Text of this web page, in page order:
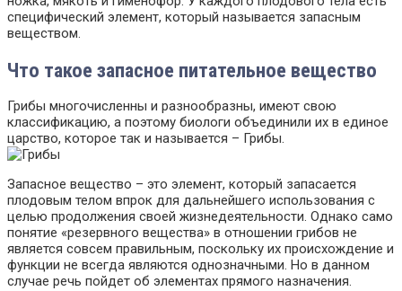
специфический элемент, который называется запасным
веществом.
Что такое запасное питательное вещество
Грибы многочисленны и разнообразны, имеют свою
классификацию, а поэтому биологи объединили их в единое
царство, которое так и называется – Грибы.
Запасное вещество – это элемент, который запасается
плодовым телом впрок для дальнейшего использования с
целью продолжения своей жизнедеятельности. Однако само
понятие «резервного вещества» в отношении грибов не
является совсем правильным, поскольку их происхождение и
функции не всегда являются однозначными. Но в данном
случае речь пойдет об элементах прямого назначения.